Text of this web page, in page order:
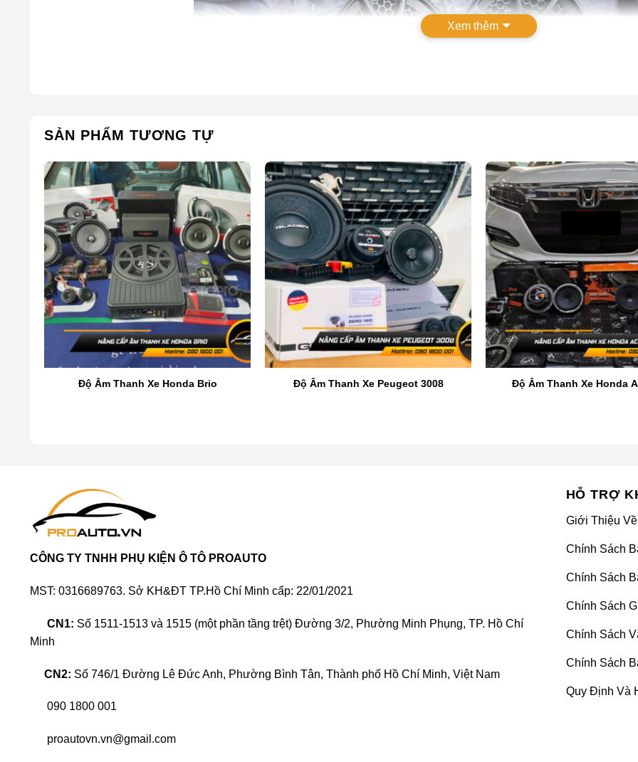
Loa 2 way Vibe Slick 6C-V7 tạo chất âm SQ, dải tần rộng
Giới thiệu loa 2 way Vibe Slick 6C-V7
Vibe Audiolà thương hiệu âm thanh xe hơi cao cấp từ Anh Quốc, nổi bật với chất âm đỉnh cao và thiết kế tối ưu.
Xem thêm
SẢN PHẨM TƯƠNG TỰ
Độ Âm Thanh Xe Honda Brio Độ Âm Thanh Xe Peugeot 3008 Độ Âm Thanh Xe Honda
CÔNG TY TNHH PHỤ KIỆN Ô TÔ PROAUTO
MST: 0316689763. Sở KH&ĐT TP.Hồ Chí Minh cấp: 22/01/2021
CN1: Số 1511-1513 và 1515 (một phần tầng trệt) Đường 3/2, Phường Minh Phụng, TP. Hồ Chí
Minh
CN2: Số 746/1 Đường Lê Đức Anh, Phường Bình Tân, Thành phố Hồ Chí Minh, Việt Nam
090 1800 001
proautovn.vn@gmail.com
HỖ TRỢ
Giới Thiệu
Chính Sách
Chính Sách
Chính Sách
Chính Sách
Chính Sách
Quy Định Và